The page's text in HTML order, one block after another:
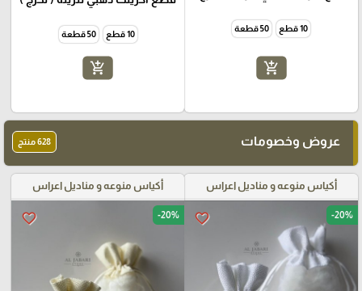
10 قطع 50 قطعة
add_shopping_cart
10 قطع 50 قطعة
add_shopping_cart
عروض وخصومات 628 منتج
أكياس منوعه و مناديل اعراس
favorite_border -20%
أكياس منوعه و مناديل اعراس
favorite_border -20%